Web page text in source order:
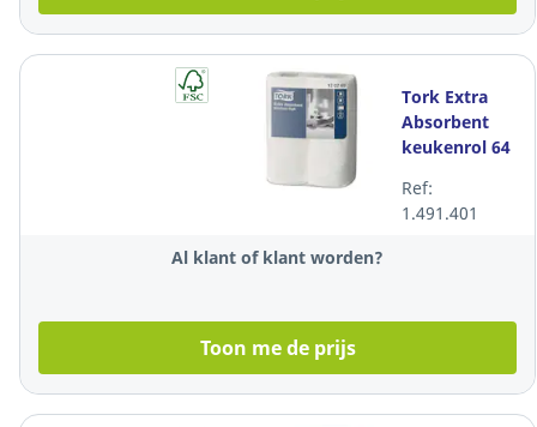
Tork Extra
Absorbent
keukenrol 64
van 2
Ref:
1.491.401
Al klant of klant worden?
Toon me de prijs